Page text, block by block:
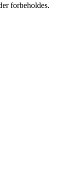
forbeholdes.